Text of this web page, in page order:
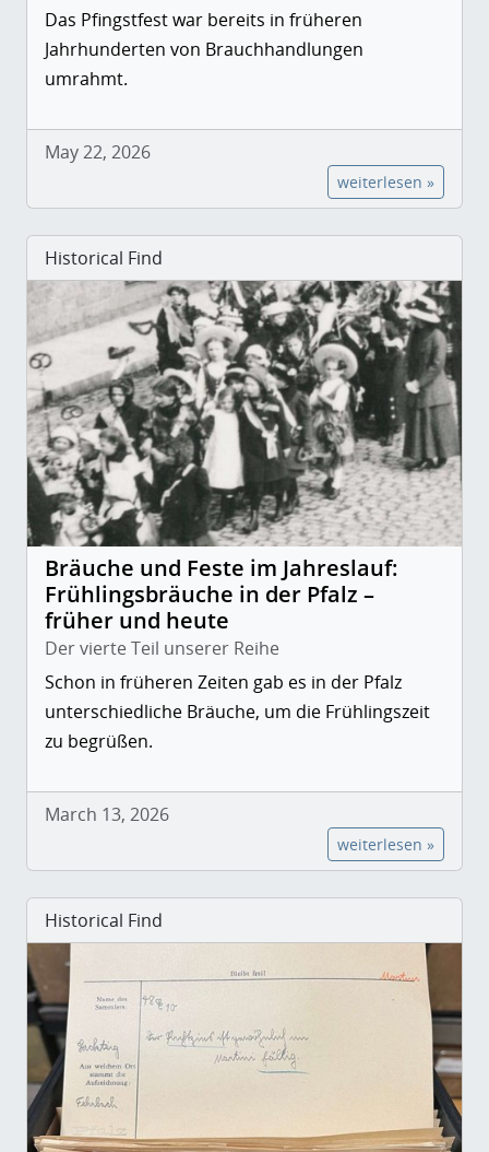
Das Pfingstfest war bereits in früheren
Jahrhunderten von Brauchhandlungen
umrahmt.
May 22, 2026
weiterlesen »
Historical Find
Bräuche und Feste im Jahreslauf:
Frühlingsbräuche in der Pfalz –
früher und heute
Der vierte Teil unserer Reihe
Schon in früheren Zeiten gab es in der Pfalz
unterschiedliche Bräuche, um die Frühlingszeit
zu begrüßen.
March 13, 2026
weiterlesen »
Historical Find